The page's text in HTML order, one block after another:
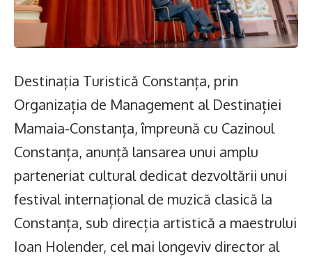
Destinația Turistică Constanța, prin
Organizația de Management al Destinației
Mamaia-Constanța, împreună cu Cazinoul
Constanța, anunță lansarea unui amplu
parteneriat cultural dedicat dezvoltării unui
festival internațional de muzică clasică la
Constanța, sub direcția artistică a maestrului
Ioan Holender, cel mai longeviv director al